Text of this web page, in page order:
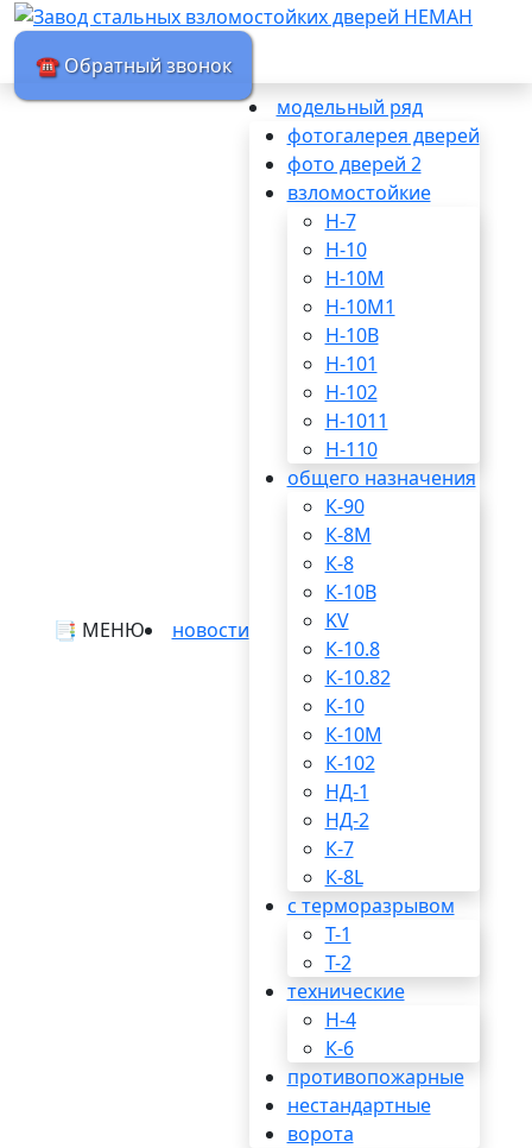
☎ Обратный звонок
📑 МЕНЮ новости
модельный ряд
фотогалерея дверей
фото дверей 2
взломостойкие
Н-7
Н-10
Н-10М
Н-10М1
Н-10В
Н-101
Н-102
Н-1011
Н-110
общего назначения
К-90
К-8М
К-8
К-10В
KV
К-10.8
К-10.82
К-10
К-10М
К-102
НД-1
НД-2
К-7
К-8L
с терморазрывом
T-1
T-2
технические
Н-4
К-6
противопожарные
нестандартные
ворота